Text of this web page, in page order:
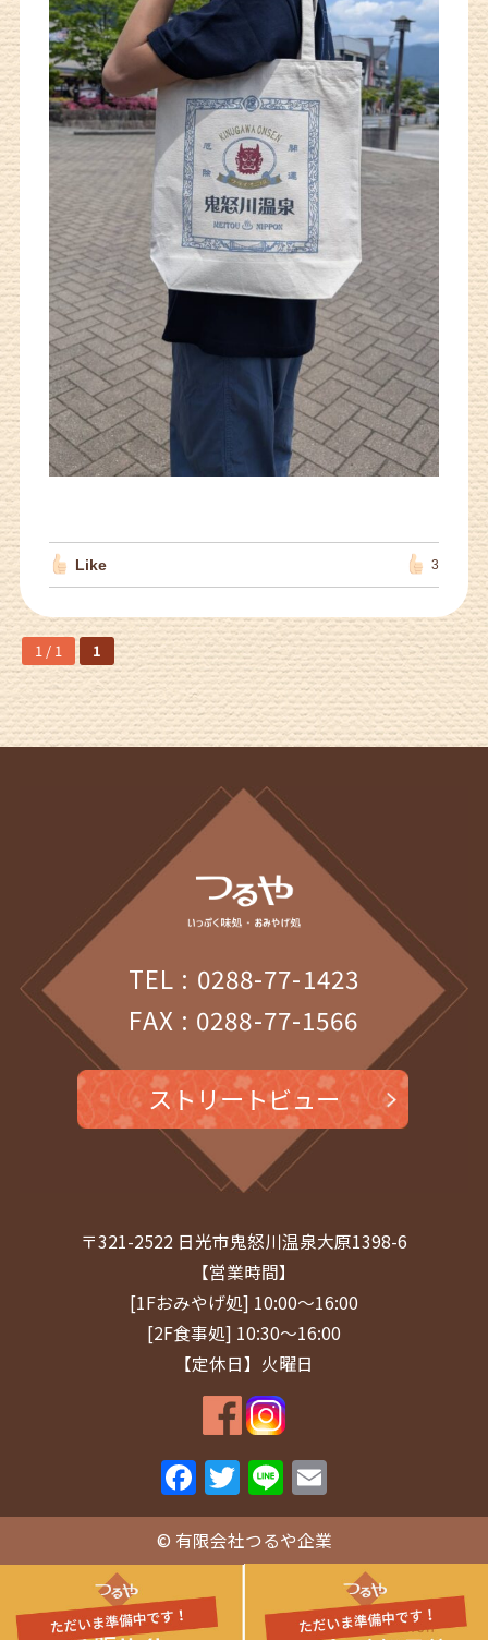
Like 3
1 / 1 1
TEL : 0288-77-1423
FAX : 0288-77-1566
ストリートビュー
〒321-2522 日光市鬼怒川温泉大原1398-6
【営業時間】
[1Fおみやげ処] 10:00～16:00
[2F食事処] 10:30～16:00
【定休日】火曜日
F
a
c
b
T
w
itt
Li
n
e
m
ai
l
© 有限会社つるや企業